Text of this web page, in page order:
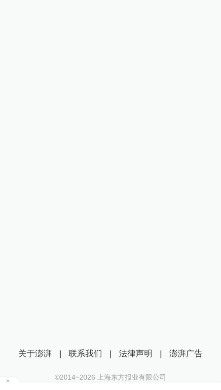
关于澎湃 | 联系我们 | 法律声明 | 澎湃广告
©2014~2026 上海东方报业有限公司